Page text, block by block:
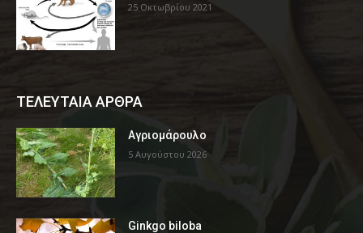
25 Οκτωβρίου 2021
ΤΕΛΕΥΤΑΙΑ ΑΡΘΡΑ
Αγριομάρουλο
5 Αυγούστου 2026
Ginkgo biloba